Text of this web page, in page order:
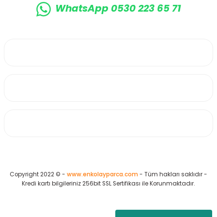
WhatsApp 0530 223 65 71
Copyright 2022 © - www.enkolayparca.com - Tüm hakları saklıdır -
Kredi kartı bilgileriniz 256bit SSL Sertifikası ile Korunmaktadır.